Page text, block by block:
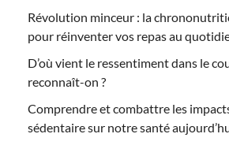
Révolution minceur : la
pour réinventer vos repas au
D’où vient le ressentiment dans le
reconnaît-on ?
Comprendre et combattre les
sédentaire sur notre santé